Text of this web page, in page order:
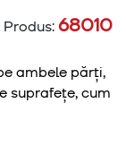
68010
ambele părți,
suprafețe, cum